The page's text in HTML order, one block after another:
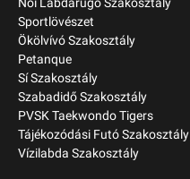
Női Labdarúgó Szakosztály
Sportlövészet
Ökölvívó Szakosztály
Petanque
Sí Szakosztály
Szabadidő Szakosztály
PVSK Taekwondo Tigers
Tájékozódási Futó Szakosztály
Vízilabda Szakosztály